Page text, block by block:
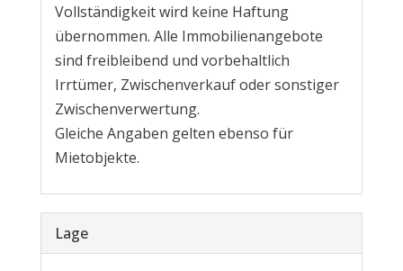
Vollständigkeit wird keine Haftung
übernommen. Alle Immobilienangebote
sind freibleibend und vorbehaltlich
Irrtümer, Zwischenverkauf oder sonstiger
Zwischenverwertung.
Gleiche Angaben gelten ebenso für
Mietobjekte.
Lage